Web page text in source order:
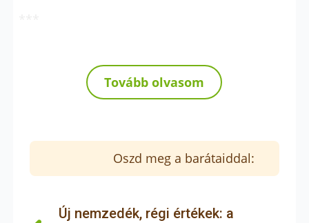
sanfrancesco.org, EWTN
Tovább olvasom
Oszd meg a barátaiddal:
Új nemzedék, régi értékek: a